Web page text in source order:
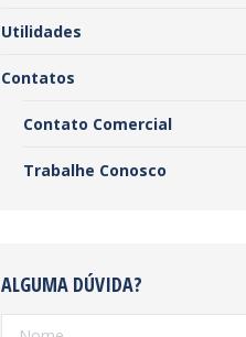
Utilidades
Contatos
Contato Comercial
Trabalhe Conosco
ALGUMA DÚVIDA?
Nome